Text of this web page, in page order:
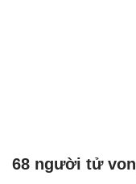
68 người tử